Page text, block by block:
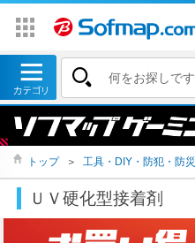
トップ ＞ 工具・DIY・防犯・防災
ＵＶ硬化型接着剤